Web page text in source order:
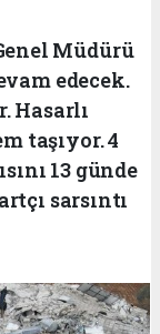
Müdürü
edecek.
Hasarlı
taşıyor. 4
13 günde
sarsıntı